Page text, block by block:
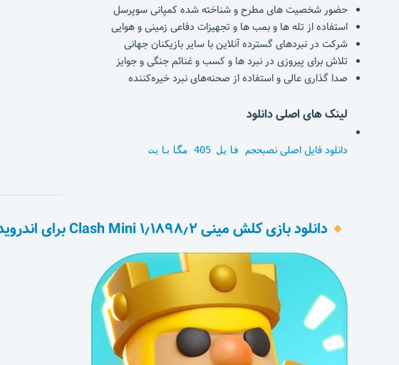
حضور شخصیت های مطرح و شناخته شده کمپانی سوپرسل
استفاده از تله ها و بمب ها و تجهیزات دفاعی زمینی و هوایی
شرکت در نبردهای گسترده آنلاین با سایر بازیکنان جهانی
تلاش برای پیروزی در نبرد ها و کسب و غنائم جنگی و جوایز
صدا گذاری عالی و استفاده از صحنه‌های نبرد خیره‌کننده
لینک های اصلی دانلود
دانلود فایل اصلی نصبحجم فایل 405 مگابایت
دانلود بازی کلش مینی ۱٫۱۸۹۸٫۲ Clash Mini برای اندروید